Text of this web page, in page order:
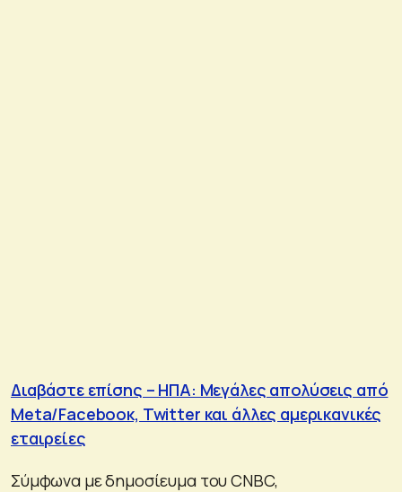
Διαβάστε επίσης – ΗΠΑ: Μεγάλες απολύσεις από
Meta/Facebooκ, Twitter και άλλες αμερικανικές
εταιρείες
Σύμφωνα με δημοσίευμα του CNBC,